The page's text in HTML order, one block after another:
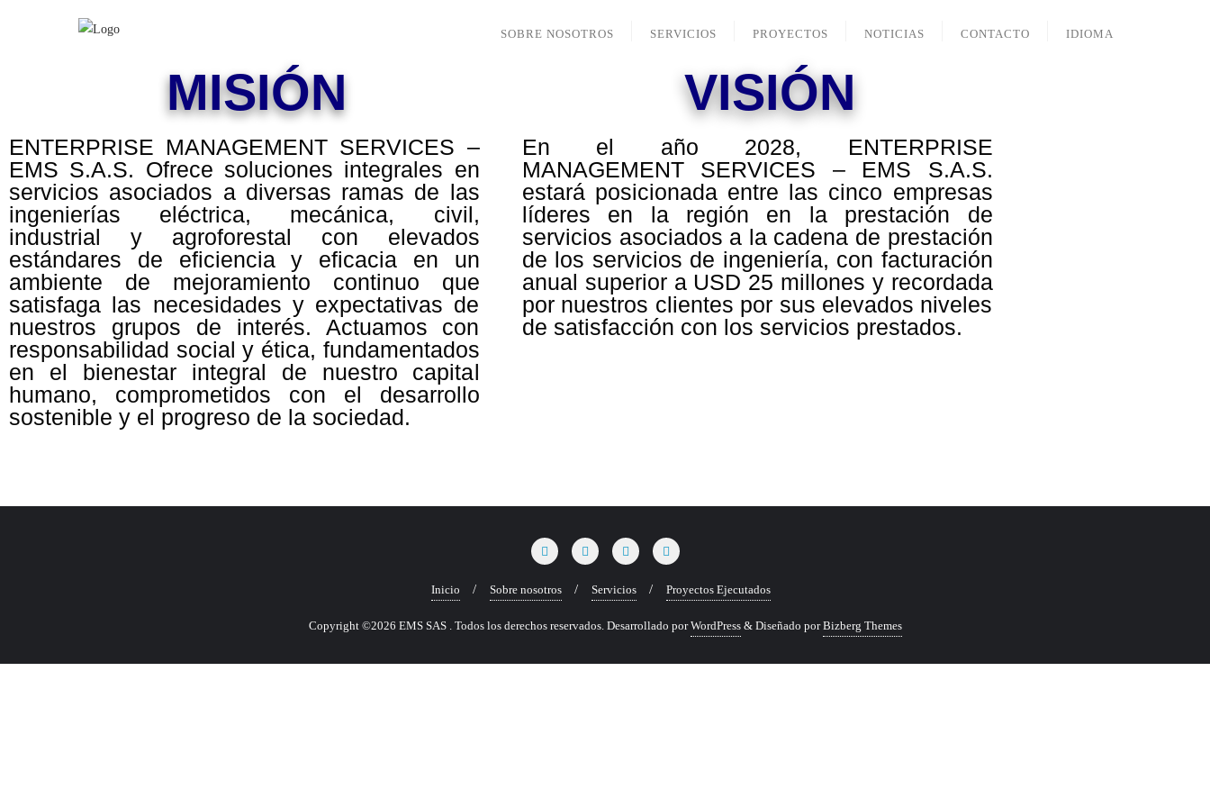
SOBRE NOSOTROS SERVICIOS PROYECTOS NOTICIAS CONTACTO IDIOMA
MISIÓN
ENTERPRISE MANAGEMENT SERVICES –
EMS S.A.S. Ofrece soluciones integrales en
servicios asociados a diversas ramas de las
ingenierías eléctrica, mecánica, civil,
industrial y agroforestal con elevados
estándares de eficiencia y eficacia en un
ambiente de mejoramiento continuo que
satisfaga las necesidades y expectativas de
nuestros grupos de interés. Actuamos con
responsabilidad social y ética, fundamentados
en el bienestar integral de nuestro capital
humano, comprometidos con el desarrollo
sostenible y el progreso de la sociedad.
VISIÓN
En el año 2028, ENTERPRISE
MANAGEMENT SERVICES – EMS S.A.S.
estará posicionada entre las cinco empresas
líderes en la región en la prestación de
servicios asociados a la cadena de prestación
de los servicios de ingeniería, con facturación
anual superior a USD 25 millones y recordada
por nuestros clientes por sus elevados niveles
de satisfacción con los servicios prestados.
Inicio Sobre nosotros Servicios Proyectos Ejecutados
Copyright ©2026 EMS SAS . Todos los derechos reservados. Desarrollado porWordPress & Diseñado porBizberg Themes